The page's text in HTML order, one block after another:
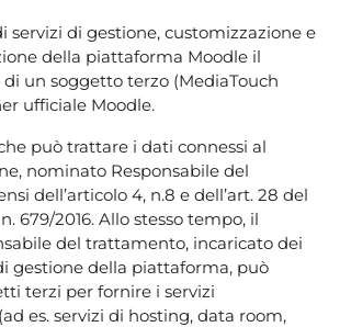
servizi di gestione, customizzazione e
della piattaforma Moodle il
di un soggetto terzo (MediaTouch
ufficiale Moodle.
può trattare i dati connessi al
nominato Responsabile del
dell’articolo 4, n.8 e dell’art. 28 del
679/2016. Allo stesso tempo, il
del trattamento, incaricato dei
gestione della piattaforma, può
terzi per fornire i servizi
es. servizi di hosting, data room,